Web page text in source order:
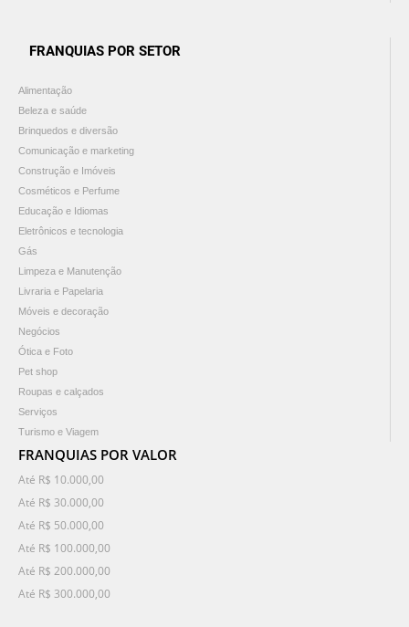
FRANQUIAS POR SETOR
Alimentação
Beleza e saúde
Brinquedos e diversão
Comunicação e marketing
Construção e Imóveis
Cosméticos e Perfume
Educação e Idiomas
Eletrônicos e tecnologia
Gás
Limpeza e Manutenção
Livraria e Papelaria
Móveis e decoração
Negócios
Ótica e Foto
Pet shop
Roupas e calçados
Serviços
Turismo e Viagem
FRANQUIAS POR VALOR
Até R$ 10.000,00
Até R$ 30.000,00
Até R$ 50.000,00
Até R$ 100.000,00
Até R$ 200.000,00
Até R$ 300.000,00